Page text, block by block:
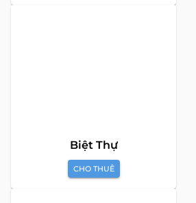
Biệt Thự
CHO THUÊ